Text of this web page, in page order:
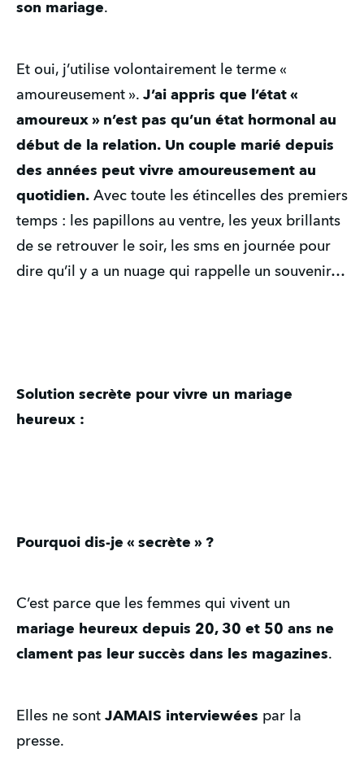
son mariage.
Et oui, j’utilise volontairement le terme «
amoureusement ». J’ai appris que l’état «
amoureux » n’est pas qu’un état hormonal au
début de la relation. Un couple marié depuis
des années peut vivre amoureusement au
quotidien. Avec toute les étincelles des premiers
temps : les papillons au ventre, les yeux brillants
de se retrouver le soir, les sms en journée pour
dire qu’il y a un nuage qui rappelle un souvenir…
Solution secrète pour vivre un mariage
heureux :
Pourquoi dis-je « secrète » ?
C’est parce que les femmes qui vivent un
mariage heureux depuis 20, 30 et 50 ans ne
clament pas leur succès dans les magazines.
Elles ne sont JAMAIS interviewées par la
presse.